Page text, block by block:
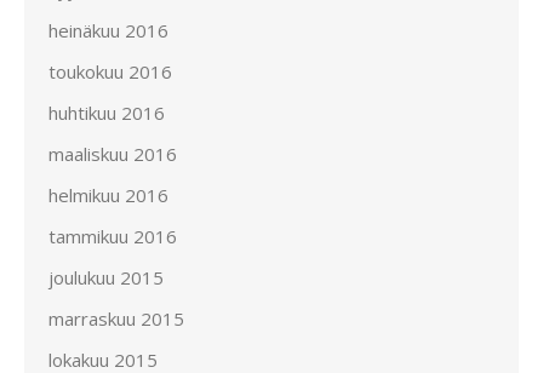
heinäkuu 2016
toukokuu 2016
huhtikuu 2016
maaliskuu 2016
helmikuu 2016
tammikuu 2016
joulukuu 2015
marraskuu 2015
lokakuu 2015